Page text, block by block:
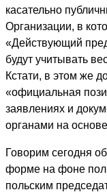
касательно
Организации, в
«Действующий
будут учитывать
Кстати, в этом же
«официальная
заявлениях и
органами на
Говорим сегодня
форме на фоне
польским